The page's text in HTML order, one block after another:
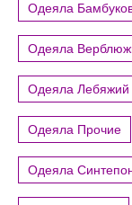
Одеяла
Одеяла
Одеяла Лебяжий
Одеяла Прочие
Одеяла